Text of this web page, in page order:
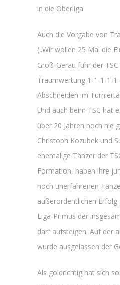
in die Oberliga.
Auch die Vorgabe von
(„Wir wollen 25 Mal die
Groß-Gerau fuhr der
Traumwertung 1-1-1-1-1
Abschneiden im
Und auch beim TSC hat
über 20 Jahren noch nie
Christoph Kozubek und
ehemalige Tänzer der
Formation, haben ihre
noch unerfahrenen
außerordentlichen
Liga-Primus der
darf aufsteigen. Auf der
wurde ausgelassen der
Als goldrichtig hat sich